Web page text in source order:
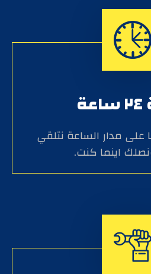
على مدار الساعة نتلقي
اينما كنت.